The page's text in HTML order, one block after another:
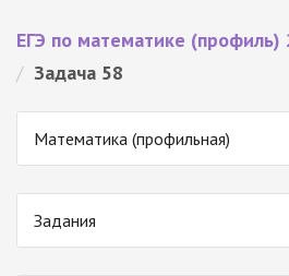
ЕГЭ по математике (профиль)
/ Задача 58
Математика (профильная)
Задания